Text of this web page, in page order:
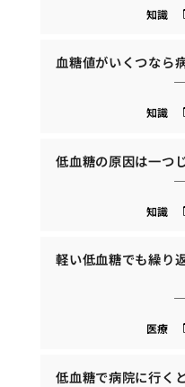
知識
血糖値がいくつなら
知識
低血糖の原因は一つ
知識
軽い低血糖でも繰り
医療
低血糖で病院に行く